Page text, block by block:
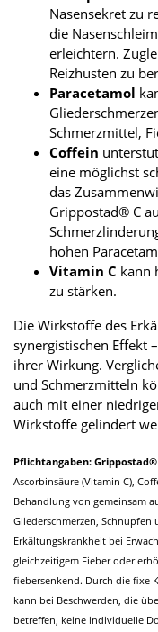
Nasensekret zu
die
erleichtern.
Reizhusten zu
Paracetamol
Schmerzmittel,
Coffein
eine möglichst
das
Grippostad® C
hohen
Vitamin C kann
zu stärken.
Die Wirkstoffe des
synergistischen Effekt
ihrer Wirkung.
und Schmerzmitteln
auch mit einer
Wirkstoffe gelindert
Pflichtangaben: Grippostad®
Ascorbinsäure (Vitamin C),
Behandlung von gemeinsam
Gliederschmerzen, Schnupfen
Erkältungskrankheit bei
gleichzeitigem Fieber oder
fiebersenkend. Durch die fixe
kann bei Beschwerden, die
betreffen, keine individuelle